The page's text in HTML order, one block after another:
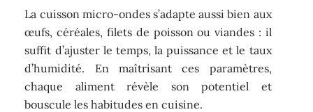
La cuisson micro-ondes s’adapte aussi bien aux
œufs, céréales, filets de poisson ou viandes : il
suffit d’ajuster le temps, la puissance et le taux
d’humidité. En maîtrisant ces paramètres,
chaque aliment révèle son potentiel et
bouscule les habitudes en cuisine.